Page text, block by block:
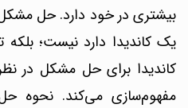
بیشتری در خود دارد. حل مشکل
یک کاندیدا دارد نیست؛
کاندیدا برای حل مشکل در
مفهوم‌سازی می‌کند.نحوه